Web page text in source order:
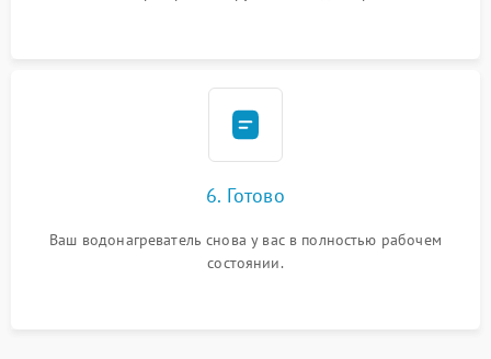
6. Готово
Ваш водонагреватель снова у вас в полностью рабочем
состоянии.